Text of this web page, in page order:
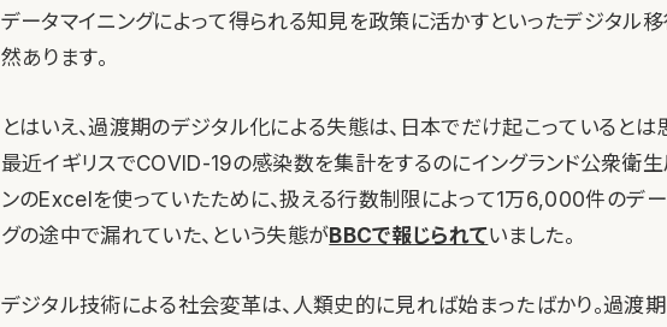
データマイニングによって得られる知見を政策に活かすといったデジタル移
然あります。
とはいえ、過渡期のデジタル化による失態は、日本でだけ起こっているとは
最近イギリスでCOVID-19の感染数を集計をするのにイングランド公衆衛
ンのExcelを使っていたために、扱える行数制限によって1万6,000件のデ
グの途中で漏れていた、という失態がBBCで報じられていました。
デジタル技術による社会変革は、人類史的に見れば始まったばかり。過渡期